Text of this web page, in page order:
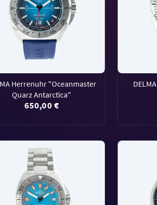
Herrenuhr "Oceanmaster
Quarz Antarctica"
650,00 €